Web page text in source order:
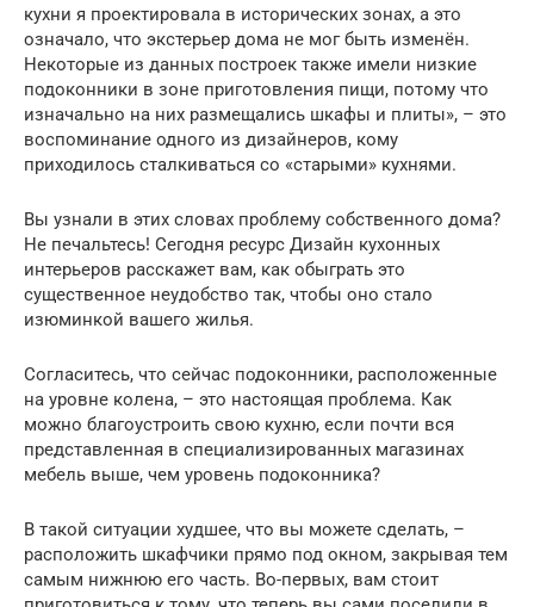
кухни я проектировала в исторических зонах, а это
означало, что экстерьер дома не мог быть изменён.
Некоторые из данных построек также имели низкие
подоконники в зоне приготовления пищи, потому что
изначально на них размещались шкафы и плиты», – это
воспоминание одного из дизайнеров, кому
приходилось сталкиваться со «старыми» кухнями.
Вы узнали в этих словах проблему собственного дома?
Не печальтесь! Сегодня ресурс Дизайн кухонных
интерьеров расскажет вам, как обыграть это
существенное неудобство так, чтобы оно стало
изюминкой вашего жилья.
Согласитесь, что сейчас подоконники, расположенные
на уровне колена, – это настоящая проблема. Как
можно благоустроить свою кухню, если почти вся
представленная в специализированных магазинах
мебель выше, чем уровень подоконника?
В такой ситуации худшее, что вы можете сделать, –
расположить шкафчики прямо под окном, закрывая тем
самым нижнюю его часть. Во-первых, вам стоит